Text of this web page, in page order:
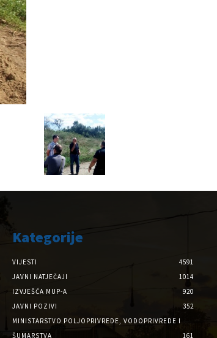
Kategorije
VIJESTI
4591
JAVNI NATJEČAJI
1014
IZVJEŠĆA MUP-A
920
JAVNI POZIVI
352
MINISTARSTVO POLJOPRIVREDE, VODOPRIVREDE I
ŠUMARSTVA
161